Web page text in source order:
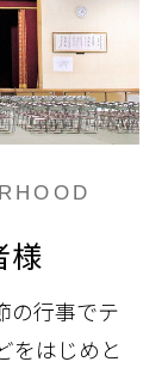
様
の行事でテ
をはじめと